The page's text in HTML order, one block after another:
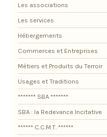
Les associations
Les services
Hébergements
Commerces et Entreprises
Métiers et Produits du Terroir
Usages et Traditions
******* SBA *******
SBA : la Redevance Incitative
****** C.C.M.T. ******